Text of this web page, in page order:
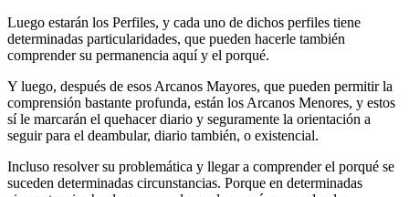
Luego estarán los Perfiles, y cada uno de dichos perfiles tiene
determinadas particularidades, que pueden hacerle también
comprender su permanencia aquí y el porqué.
Y luego, después de esos Arcanos Mayores, que pueden permitir la
comprensión bastante profunda, están los Arcanos Menores, y estos
sí le marcarán el quehacer diario y seguramente la orientación a
seguir para el deambular, diario también, o existencial.
Incluso resolver su problemática y llegar a comprender el porqué se
suceden determinadas circunstancias. Porque en determinadas